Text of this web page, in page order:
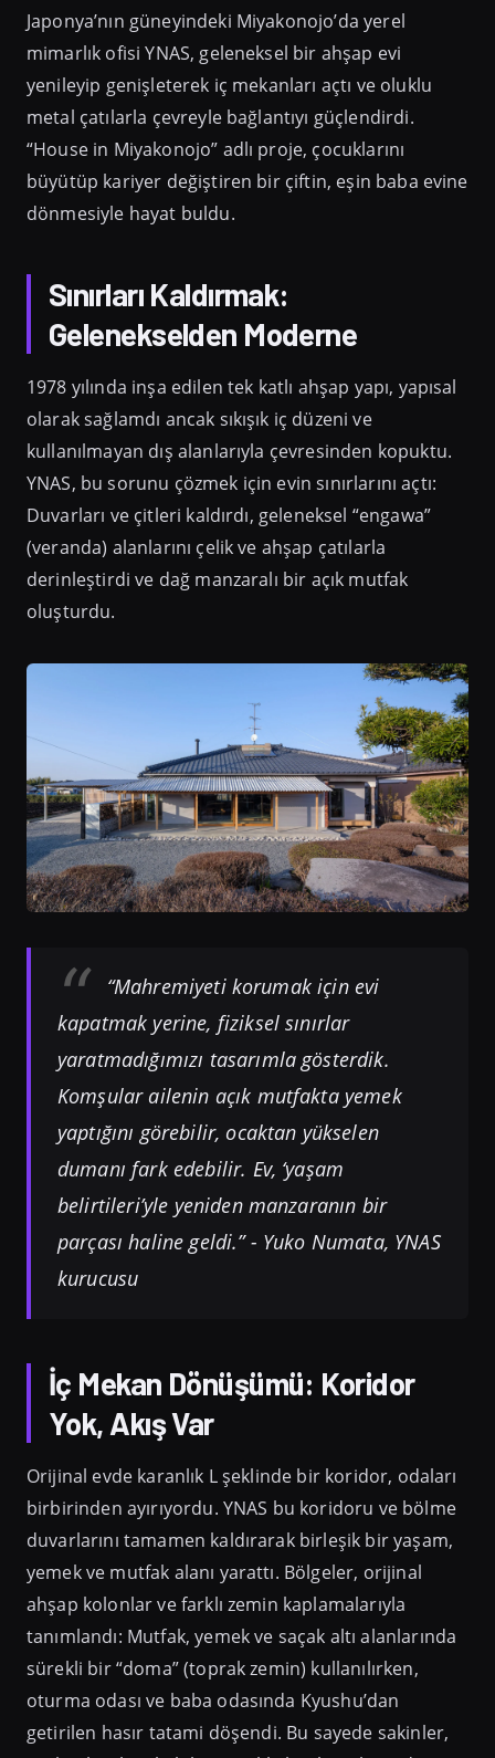
Japonya’nın güneyindeki Miyakonojo’da yerel
mimarlık ofisi YNAS, geleneksel bir ahşap evi
yenileyip genişleterek iç mekanları açtı ve oluklu
metal çatılarla çevreyle bağlantıyı güçlendirdi.
“House in Miyakonojo” adlı proje, çocuklarını
büyütüp kariyer değiştiren bir çiftin, eşin baba evine
dönmesiyle hayat buldu.
Sınırları Kaldırmak:
Gelenekselden Moderne
1978 yılında inşa edilen tek katlı ahşap yapı, yapısal
olarak sağlamdı ancak sıkışık iç düzeni ve
kullanılmayan dış alanlarıyla çevresinden kopuktu.
YNAS, bu sorunu çözmek için evin sınırlarını açtı:
Duvarları ve çitleri kaldırdı, geleneksel “engawa”
(veranda) alanlarını çelik ve ahşap çatılarla
derinleştirdi ve dağ manzaralı bir açık mutfak
oluşturdu.
“Mahremiyeti korumak için evi
kapatmak yerine, fiziksel sınırlar
yaratmadığımızı tasarımla gösterdik.
Komşular ailenin açık mutfakta yemek
yaptığını görebilir, ocaktan yükselen
dumanı fark edebilir. Ev, ‘yaşam
belirtileri’yle yeniden manzaranın bir
parçası haline geldi.”- Yuko Numata, YNAS
kurucusu
İç Mekan Dönüşümü: Koridor
Yok, Akış Var
Orijinal evde karanlık L şeklinde bir koridor, odaları
birbirinden ayırıyordu. YNAS bu koridoru ve bölme
duvarlarını tamamen kaldırarak birleşik bir yaşam,
yemek ve mutfak alanı yarattı. Bölgeler, orijinal
ahşap kolonlar ve farklı zemin kaplamalarıyla
tanımlandı: Mutfak, yemek ve saçak altı alanlarında
sürekli bir “doma” (toprak zemin) kullanılırken,
oturma odası ve baba odasında Kyushu’dan
getirilen hasır tatami döşendi. Bu sayede sakinler,